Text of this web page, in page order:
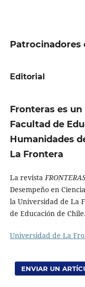
Patrocinadores
Editorial
Fronteras es
Facultad de
Humanidades
La Frontera
La revista
Desempeño en
la Universidad de La
de Educación de Chile.
Universidad de La
ENVIAR UN